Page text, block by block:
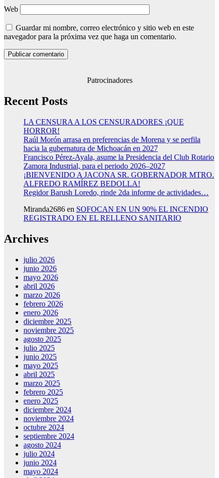
Web
Guardar mi nombre, correo electrónico y sitio web en este
navegador para la próxima vez que haga un comentario.
Patrocinadores
Recent Posts
LA CENSURA A LOS CENSURADORES ¡QUE
HORROR!
Raúl Morón arrasa en preferencias de Morena y se perfila
hacia la gubernatura de Michoacán en 2027
Francisco Pérez-Ayala, asume la Presidencia del Club Rotario
Zamora Industrial, para el periodo 2026–2027
¡BIENVENIDO A JACONA SR. GOBERNADOR MTRO.
ALFREDO RAMÍREZ BEDOLLA!
Regidor Barush Loredo, rinde 2da informe de actividades…
Miranda2686 en SOFOCAN EN UN 90% EL INCENDIO
REGISTRADO EN EL RELLENO SANITARIO
Archives
julio 2026
junio 2026
mayo 2026
abril 2026
marzo 2026
febrero 2026
enero 2026
diciembre 2025
noviembre 2025
agosto 2025
julio 2025
junio 2025
mayo 2025
abril 2025
marzo 2025
febrero 2025
enero 2025
diciembre 2024
noviembre 2024
octubre 2024
septiembre 2024
agosto 2024
julio 2024
junio 2024
mayo 2024